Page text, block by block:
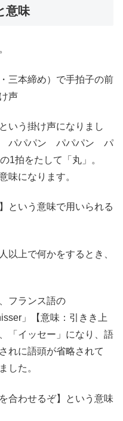
意味
本締め）で手拍子の前
声
いう掛け声になりまし
パパパン パパパン パ
1拍をたして「丸」。
味になります。
という意味で用いられる
上で何かをするとき、
フランス語の
」【意味：引きき上
「イッセー」になり、語
れに語頭が省略されて
した。
合わせるぞ】という意味